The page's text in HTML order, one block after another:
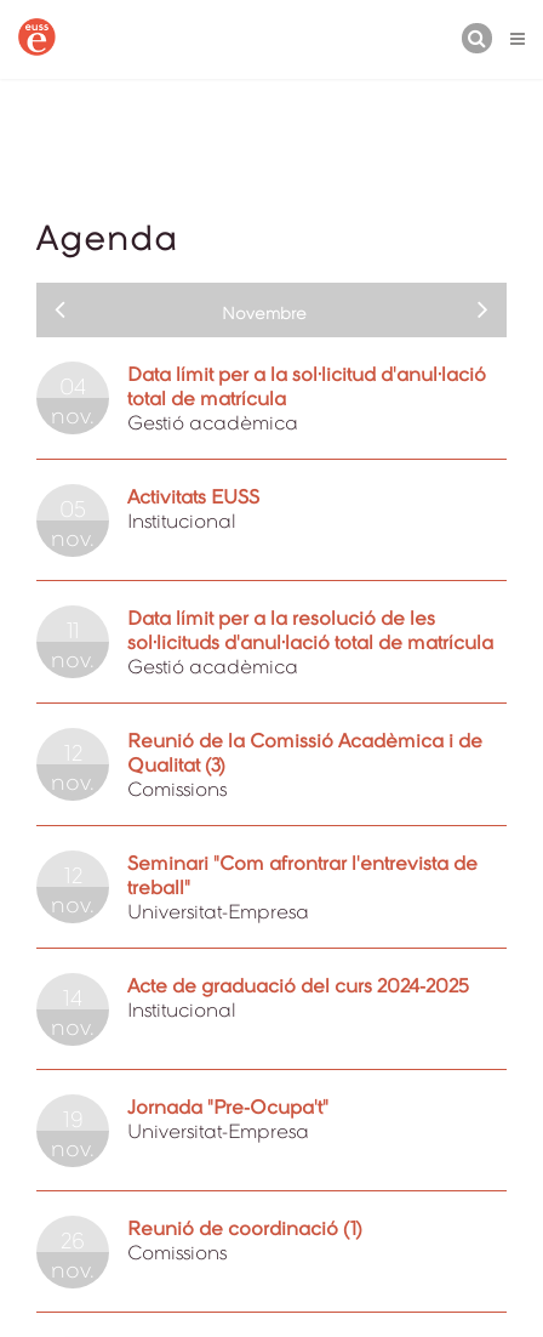
Agenda
Novembre
04
nov.
Data límit per a la sol·licitud d'anul·lació
total de matrícula
Gestió acadèmica
05
nov.
Activitats EUSS
Institucional
11
nov.
Data límit per a la resolució de les
sol·licituds d'anul·lació total de matrícula
Gestió acadèmica
12
nov.
Reunió de la Comissió Acadèmica i de
Qualitat (3)
Comissions
12
nov.
Seminari "Com afrontrar l'entrevista de
treball"
Universitat-Empresa
14
nov.
Acte de graduació del curs 2024-2025
Institucional
19
nov.
Jornada "Pre-Ocupa't"
Universitat-Empresa
26
nov.
Reunió de coordinació (1)
Comissions